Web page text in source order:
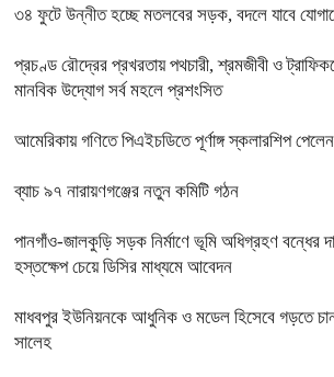
৩৪ ফুটে উন্নীত হচ্ছে মতলবের সড়ক, বদলে যাবে
প্রচণ্ড রৌদ্রের প্রখরতায় পথচারী, শ্রমজীবী ও
মানবিক উদ্যোগ সর্ব মহলে প্রশংসিত
আমেরিকায় গণিতে পিএইচডিতে পূর্ণাঙ্গ স্কলারশিপ
ব্যাচ ৯৭ নারায়ণগঞ্জের নতুন কমিটি গঠন
পানগাঁও-জালকুড়ি সড়ক নির্মাণে ভূমি অধিগ্রহণ বন্ধের
হস্তক্ষেপ চেয়ে ডিসির মাধ্যমে আবেদন
মাধবপুর ইউনিয়নকে আধুনিক ও মডেল হিসেবে গড়তে চান
সালেহ